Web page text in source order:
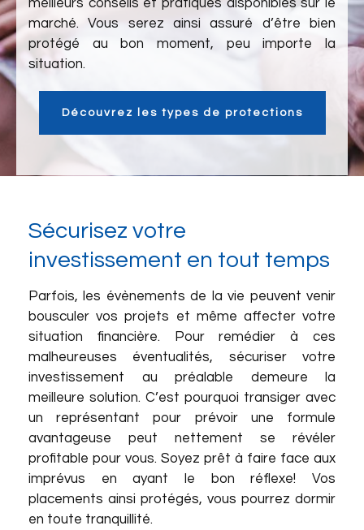
meilleurs conseils et pratiques disponibles sur le
marché. Vous serez ainsi assuré d’être bien
protégé au bon moment, peu importe la
situation.
Découvrez les types de protections
Sécurisez votre
investissement en tout temps
Parfois, les évènements de la vie peuvent venir
bousculer vos projets et même affecter votre
situation financière. Pour remédier à ces
malheureuses éventualités, sécuriser votre
investissement au préalable demeure la
meilleure solution. C’est pourquoi transiger avec
un représentant pour prévoir une formule
avantageuse peut nettement se révéler
profitable pour vous. Soyez prêt à faire face aux
imprévus en ayant le bon réflexe! Vos
placements ainsi protégés, vous pourrez dormir
en toute tranquillité.